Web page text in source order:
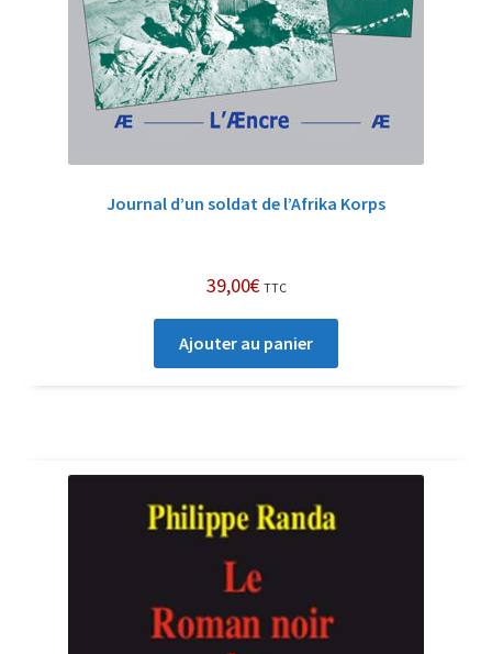
Journal d’un soldat de l’Afrika Korps
39,00€ TTC
Ajouter au panier